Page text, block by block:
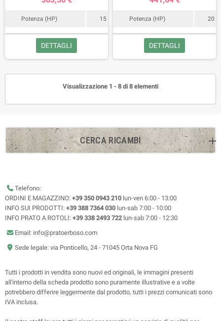
Potenza (HP) 15
DETTAGLI
Potenza (HP) 20
DETTAGLI
Visualizzazione 1 - 8 di 8 elementi
CERCA RICAMBI
Telefono:
ORDINI E MAGAZZINO: +39 350 0943 210 lun-ven 6:00 - 13:00
INFO SUI PRODOTTI: +39 388 7364 030 lun-sab 7:00 - 10:00
INFO PRATO A ROTOLI: +39 338 2493 722 lun-sab 7:00 - 12:30
Email: info@pratoerboso.com
Sede legale: via Ponticello, 24 - 71045 Orta Nova FG
Tutti i prodotti in vendita sono nuovi ed originali, le immagini presenti
all'interno della scheda prodotto sono puramente illustrative e a volte
potrebbero differire leggermente dal prodotto, tutti i prezzi comunicati sono
IVA inclusa.